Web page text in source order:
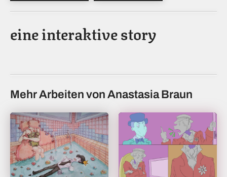
eine interaktive story
Mehr Arbeiten von Anastasia Braun